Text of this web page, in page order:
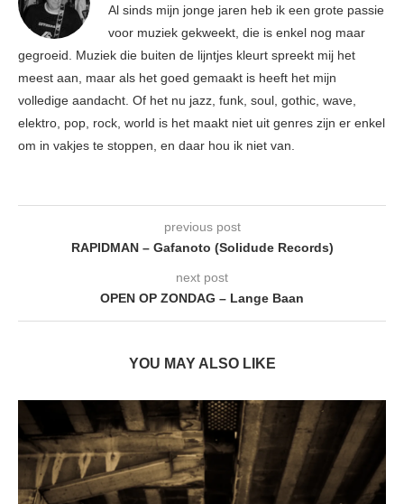
Al sinds mijn jonge jaren heb ik een grote passie
voor muziek gekweekt, die is enkel nog maar
gegroeid. Muziek die buiten de lijntjes kleurt spreekt mij het
meest aan, maar als het goed gemaakt is heeft het mijn
volledige aandacht. Of het nu jazz, funk, soul, gothic, wave,
elektro, pop, rock, world is het maakt niet uit genres zijn er enkel
om in vakjes te stoppen, en daar hou ik niet van.
previous post
RAPIDMAN – Gafanoto (Solidude Records)
next post
OPEN OP ZONDAG – Lange Baan
YOU MAY ALSO LIKE